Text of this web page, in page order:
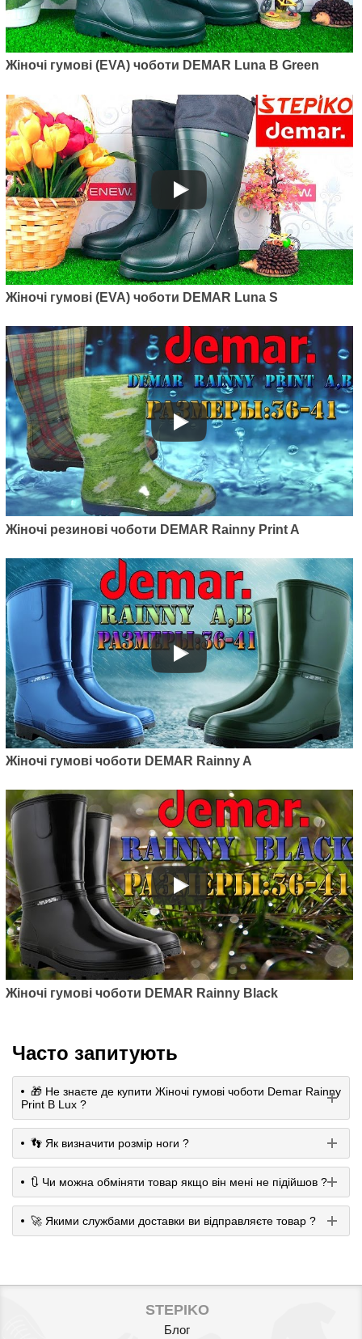
Артикул: 0325C
Жіночі пінкові чобітки Demar
VIBES-M C
829грн.
Жіночі гумові (EVA) чоботи DEMAR Luna B Green
Жіночі гумові (EVA) чоботи DEMAR Luna S
Жіночі резинові чоботи DEMAR Rainny Print A
Жіночі гумові чоботи DEMAR Rainny A
Жіночі гумові чоботи DEMAR Rainny Black
Часто запитують
🎁 Не знаєте де купити Жіночі гумові чоботи Demar Rainny
Print B Lux ?
👣 Як визначити розмір ноги ?
🔃 Чи можна обміняти товар якщо він мені не підійшов ?
🚀 Якими службами доставки ви відправляєте товар ?
STEPIKO
Блог